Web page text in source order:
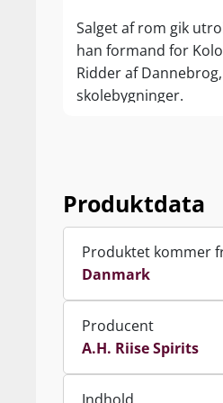
Salget af rom gik
han formand for
Ridder af
skolebygninger.
som han navngiver
1882, 72 år gammel.
I 1883 overtager
antændte et
svindende
Ved salget af Dansk
nu under navnet
37, hvor der stadig
Produktdata
Produktet kommer
Danmark
Producent
A.H. Riise Spirits